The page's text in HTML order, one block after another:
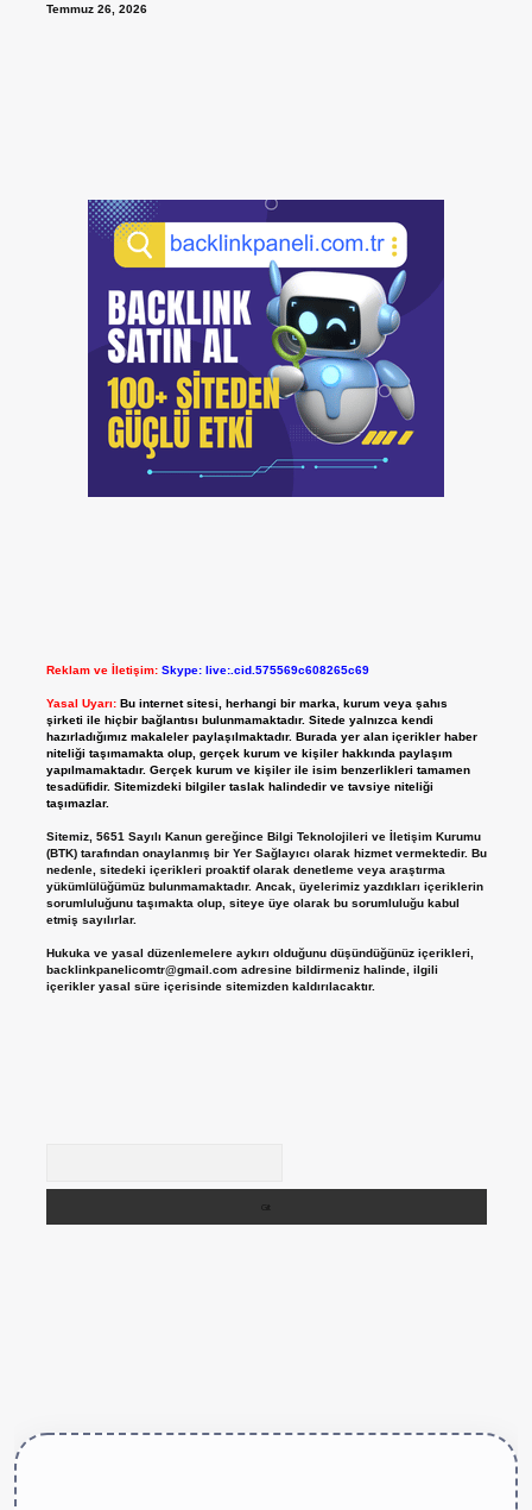
Temmuz 26, 2026
Reklam ve İletişim: Skype: live:.cid.575569c608265c69
Yasal Uyarı: Bu internet sitesi, herhangi bir marka, kurum veya şahıs
şirketi ile hiçbir bağlantısı bulunmamaktadır. Sitede yalnızca kendi
hazırladığımız makaleler paylaşılmaktadır. Burada yer alan içerikler haber
niteliği taşımamakta olup, gerçek kurum ve kişiler hakkında paylaşım
yapılmamaktadır. Gerçek kurum ve kişiler ile isim benzerlikleri tamamen
tesadüfidir. Sitemizdeki bilgiler taslak halindedir ve tavsiye niteliği
taşımazlar.
Sitemiz, 5651 Sayılı Kanun gereğince Bilgi Teknolojileri ve İletişim Kurumu
(BTK) tarafından onaylanmış bir Yer Sağlayıcı olarak hizmet vermektedir. Bu
nedenle, sitedeki içerikleri proaktif olarak denetleme veya araştırma
yükümlülüğümüz bulunmamaktadır. Ancak, üyelerimiz yazdıkları içeriklerin
sorumluluğunu taşımakta olup, siteye üye olarak bu sorumluluğu kabul
etmiş sayılırlar.
Hukuka ve yasal düzenlemelere aykırı olduğunu düşündüğünüz içerikleri,
backlinkpanelicomtr@gmail.comadresine bildirmeniz halinde, ilgili
içerikler yasal süre içerisinde sitemizden kaldırılacaktır.